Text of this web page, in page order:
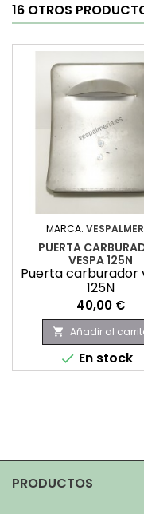
16 OTROS
MARCA:
PUERTA
VESPA 125N
Puerta carburador
125N
Precio
40,00 €
 Añadir al
 En stock
PRODUCTOS